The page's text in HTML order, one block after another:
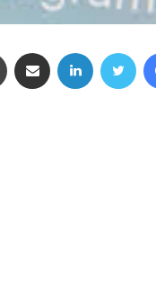
فيسبوك تويتر لينكدإن